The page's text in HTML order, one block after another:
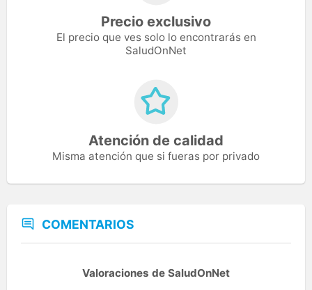
Precio exclusivo
El precio que ves solo lo encontrarás en
SaludOnNet
Atención de calidad
Misma atención que si fueras por privado
COMENTARIOS
Valoraciones de SaludOnNet